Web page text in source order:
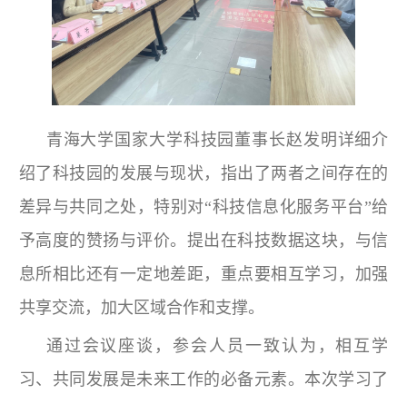
青海大学国家大学科技园董事长赵发明详细介
绍了科技园的发展与现状，指出了两者之间存在的
差异与共同之处，特别对“科技信息化服务平台”给
予高度的赞扬与评价。提出在科技数据这块，与信
息所相比还有一定地差距，重点要相互学习，加强
共享交流，加大区域合作和支撑。
通过会议座谈，参会人员一致认为，相互学
习、共同发展是未来工作的必备元素。本次学习了